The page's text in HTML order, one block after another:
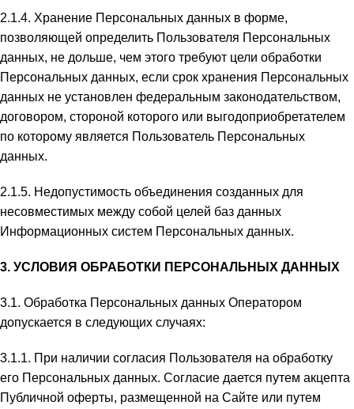
2.1.4. Хранение Персональных данных в форме,
позволяющей определить Пользователя Персональных
данных, не дольше, чем этого требуют цели обработки
Персональных данных, если срок хранения Персональных
данных не установлен федеральным законодательством,
договором, стороной которого или выгодоприобретателем
по которому является Пользователь Персональных
данных.
2.1.5. Недопустимость объединения созданных для
несовместимых между собой целей баз данных
Информационных систем Персональных данных.
3. УСЛОВИЯ ОБРАБОТКИ ПЕРСОНАЛЬНЫХ ДАННЫХ
3.1. Обработка Персональных данных Оператором
допускается в следующих случаях:
3.1.1. При наличии согласия Пользователя на обработку
его Персональных данных. Согласие дается путем акцепта
Публичной оферты, размещенной на Сайте или путем